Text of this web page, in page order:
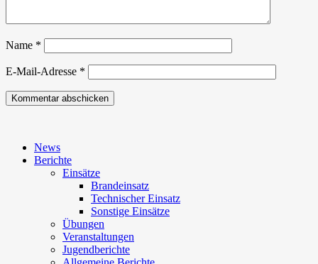
Name *
E-Mail-Adresse *
News
Berichte
Einsätze
Brandeinsatz
Technischer Einsatz
Sonstige Einsätze
Übungen
Veranstaltungen
Jugendberichte